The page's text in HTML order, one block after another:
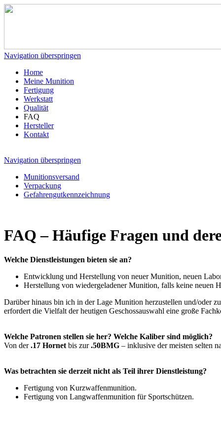
Navigation überspringen
Home
Meine Munition
Fertigung
Werkstatt
Qualität
FAQ
Hersteller
Kontakt
Navigation überspringen
Munitionsversand
Verpackung
Gefahrengutkennzeichnung
FAQ – Häufige Fragen und
Welche Dienstleistungen bieten sie an?
Entwicklung und Herstellung von neuer Munition, neuen
Herstellung von wiedergeladener Munition, falls keine neuen
Darüber hinaus bin ich in der Lage Munition herzustellen und/oder
erfordert die Vielfalt der heutigen Geschossauswahl eine große
Welche Patronen stellen sie her? Welche Kaliber sind möglich?
Von der.17 Hornet bis zur.50BMG – inklusive der meisten selten
Was betrachten sie derzeit nicht als Teil ihrer Dienstleistung?
Fertigung von Kurzwaffenmunition.
Fertigung von Langwaffenmunition für Sportschützen.